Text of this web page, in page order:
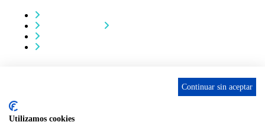
ASCAN. © 2022. Todos los derechos reservados. Desarrollado
Continuar sin aceptar
Utilizamos cookies